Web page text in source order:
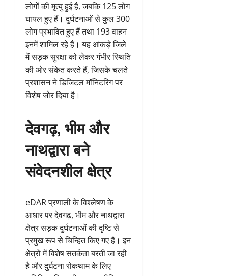
लोगों की मृत्यु हुई है, जबकि 125 लोग
घायल हुए हैं। दुर्घटनाओं से कुल 300
लोग प्रभावित हुए हैं तथा 193 वाहन
इनमें शामिल रहे हैं। यह आंकड़े जिले
में सड़क सुरक्षा को लेकर गंभीर स्थिति
की ओर संकेत करते हैं, जिसके चलते
प्रशासन ने डिजिटल मॉनिटरिंग पर
विशेष जोर दिया है।
देवगढ़, भीम और
नाथद्वारा बने
संवेदनशील क्षेत्र
eDAR प्रणाली के विश्लेषण के
आधार पर देवगढ़, भीम और नाथद्वारा
क्षेत्र सड़क दुर्घटनाओं की दृष्टि से
प्रमुख रूप से चिन्हित किए गए हैं। इन
क्षेत्रों में विशेष सतर्कता बरती जा रही
है और दुर्घटना रोकथाम के लिए